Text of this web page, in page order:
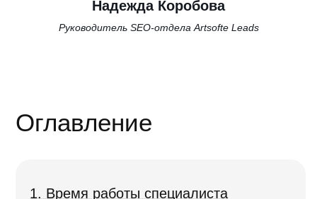
Надежда Коробова
Руководитель SEO-отдела Artsofte Leads